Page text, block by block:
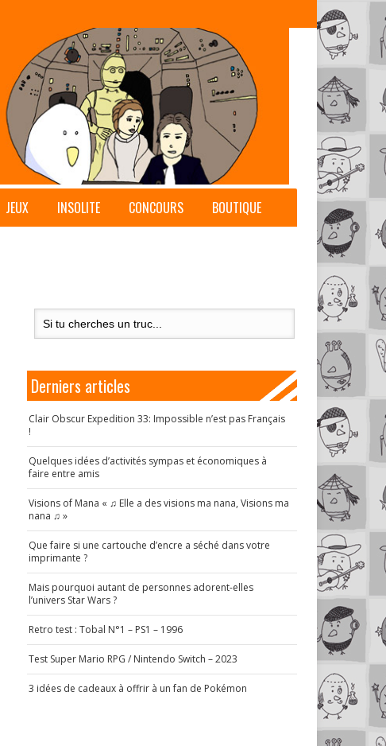
JEUX INSOLITE CONCOURS BOUTIQUE
Derniers articles
Clair Obscur Expedition 33: Impossible n’est pas Français
!
Quelques idées d’activités sympas et économiques à
faire entre amis
Visions of Mana « ♫ Elle a des visions ma nana, Visions ma
nana ♫ »
Que faire si une cartouche d’encre a séché dans votre
imprimante ?
Mais pourquoi autant de personnes adorent-elles
l’univers Star Wars ?
Retro test : Tobal N°1 – PS1 – 1996
Test Super Mario RPG / Nintendo Switch – 2023
3 idées de cadeaux à offrir à un fan de Pokémon